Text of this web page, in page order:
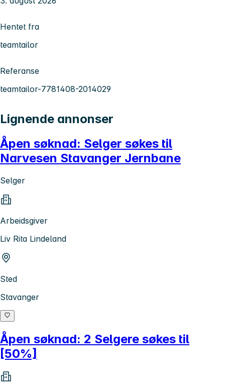
Hentet fra
teamtailor
Referanse
teamtailor-7781408-2014029
Lignende annonser
Åpen søknad: Selger søkes til
Narvesen Stavanger Jernbane
Selger
Arbeidsgiver
Liv Rita Lindeland
Sted
Stavanger
Åpen søknad: 2 Selgere søkes til
[50%]